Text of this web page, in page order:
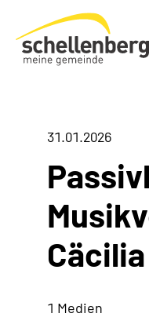
Gemeinde Schellenberg Startseite
31.01.2026
Cäcilia
1 Medien